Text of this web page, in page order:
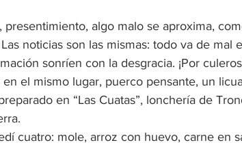
presentimiento, algo malo se aproxima,
noticias son las mismas: todo va de mal
sonríen con la desgracia. ¡Por
el mismo lugar, puerco pensante, un
en “Las Cuatas”, lonchería de
cuatro: mole, arroz con huevo, carne en